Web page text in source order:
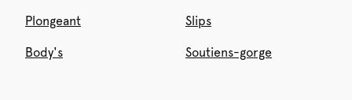
Plongeant Slips
Body's Soutiens-gorge